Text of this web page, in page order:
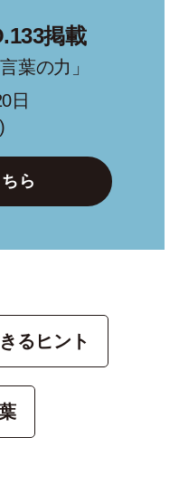
掲載
葉の力」
日
ら
るヒント